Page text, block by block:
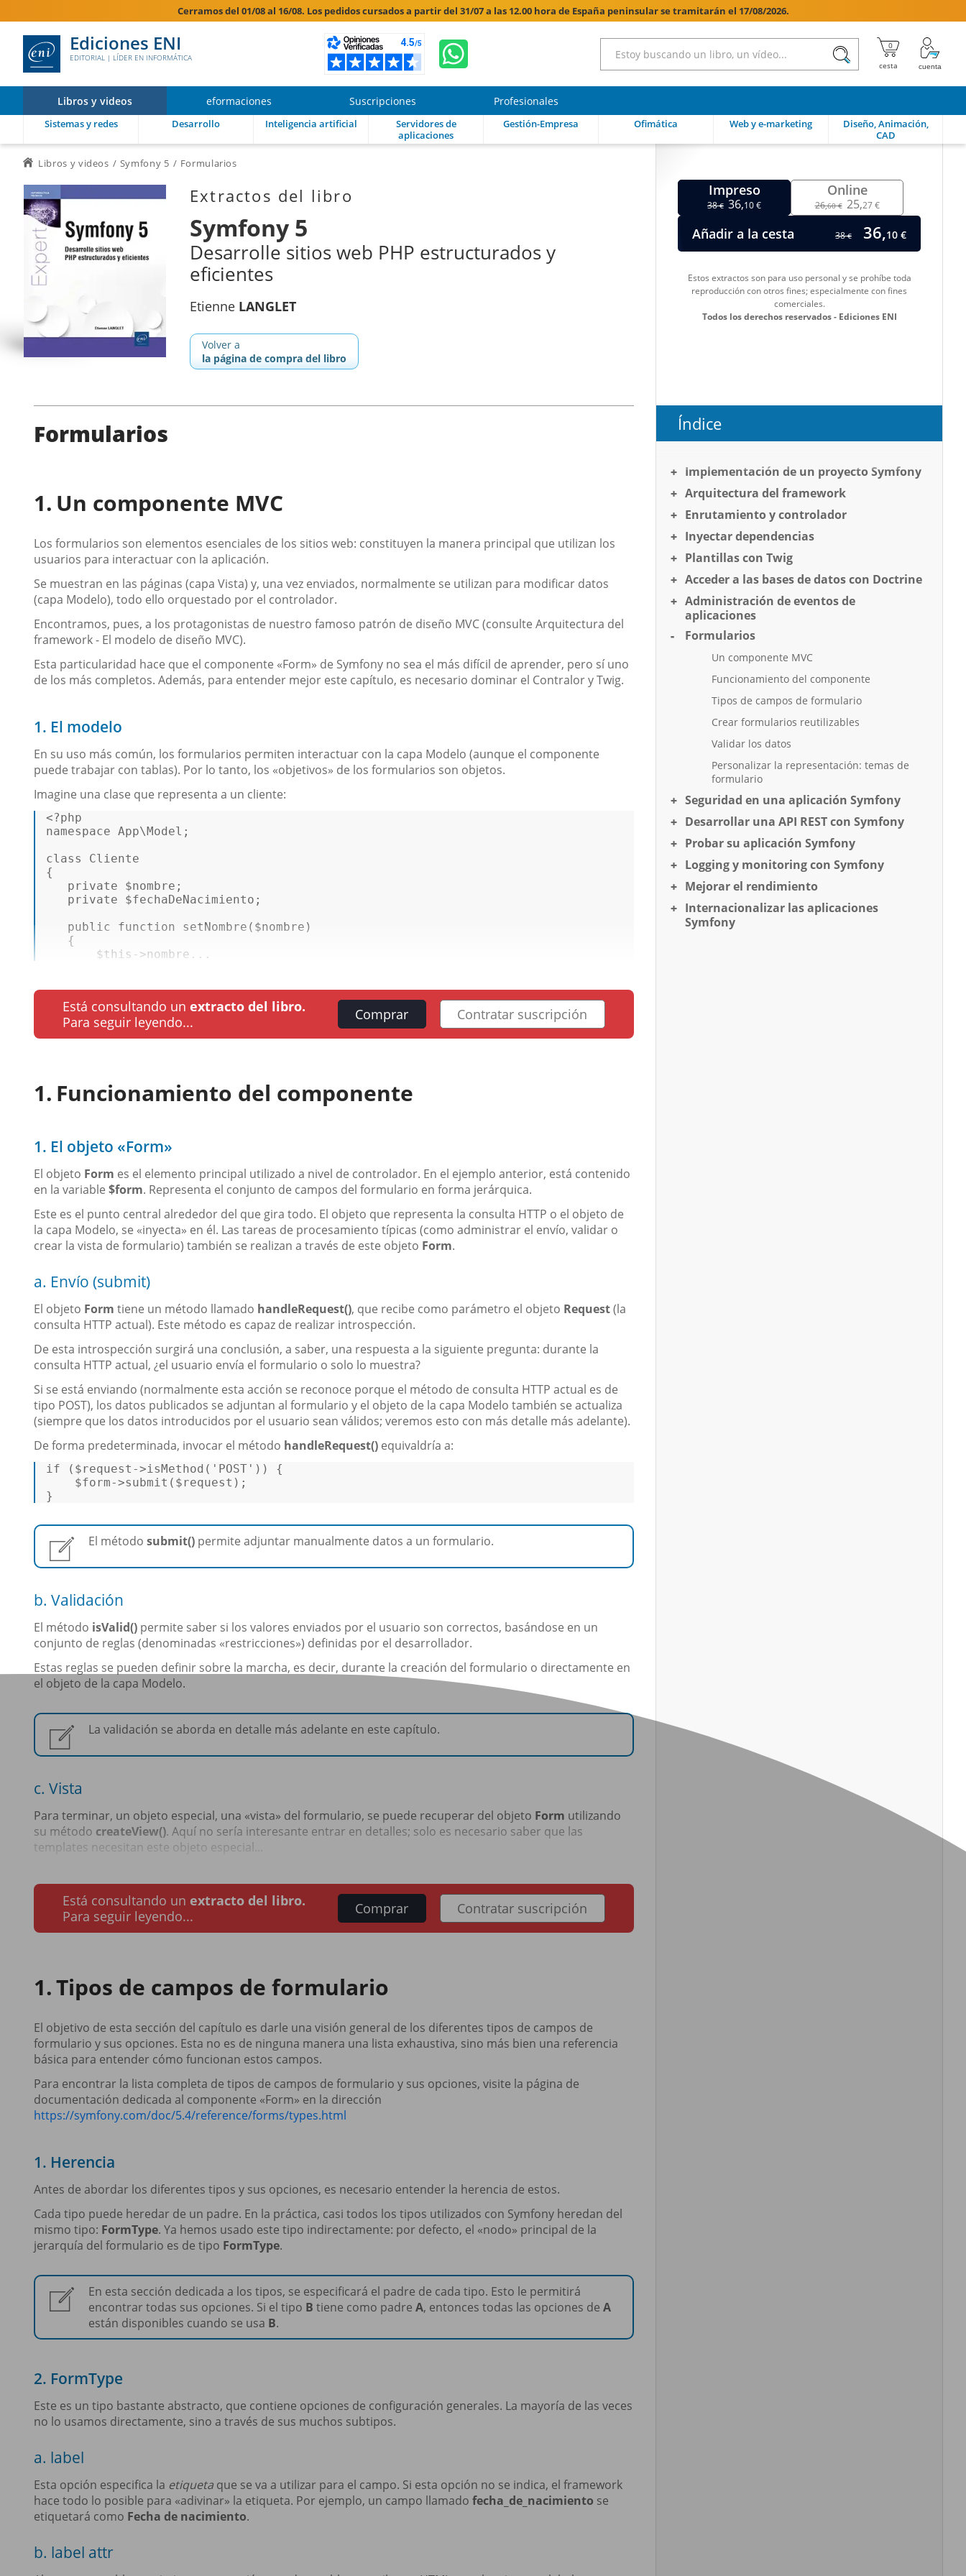
Cerramos del 01/08 al 16/08. Los pedidos cursados a partir del 31/07 a las 12.00 hora de España peninsular se tramitarán el 17/08/2026.
Ediciones ENI
EDITORIAL | LÍDER EN INFORMÁTICA 
Libros y videos eformaciones Suscripciones Profesionales
Sistemas y redes Desarrollo Inteligencia artificial
Servidores de
aplicaciones
Gestión-Empresa Ofimática Web y e-marketing
Diseño, Animación,
CAD
Libros y videos Symfony 5 Formularios
Extractos del libro
Symfony 5
Desarrolle sitios web PHP estructurados y
eficientes
Etienne LANGLET
Volver a
la página de compra del libro
Impreso
38€ 36,10 €
Online
26,60 € 25,27 €
Añadir a la cesta 38€ 36,10 €
Estos extractos son para uso personal y se prohíbe toda
reproducción con otros fines; especialmente con fines
comerciales.
Todos los derechos reservados - Ediciones ENI
Formularios
Un componente MVC
Los formularios son elementos esenciales de los sitios web: constituyen la manera principal que utilizan los
usuarios para interactuar con la aplicación.
Se muestran en las páginas (capa Vista) y, una vez enviados, normalmente se utilizan para modificar datos
(capa Modelo), todo ello orquestado por el controlador.
Encontramos, pues, a los protagonistas de nuestro famoso patrón de diseño MVC (consulte Arquitectura del
framework - El modelo de diseño MVC).
Esta particularidad hace que el componente «Form» de Symfony no sea el más difícil de aprender, pero sí uno
de los más completos. Además, para entender mejor este capítulo, es necesario dominar el Contralor y Twig.
1. El modelo
En su uso más común, los formularios permiten interactuar con la capa Modelo (aunque el componente
puede trabajar con tablas). Por lo tanto, los «objetivos» de los formularios son objetos.
Imagine una clase que representa a un cliente:
<?php
namespace App\Model ;
class
Cliente
{
private
$nombre ;
private
$fechaDeNacimiento ;
public
function setNombre ( $nombre )
{
$this ->nombre...
Está consultando un extracto del libro.
Para seguir leyendo...
Comprar Contratar suscripción
Funcionamiento del componente
1. El objeto «Form»
El objeto Form es el elemento principal utilizado a nivel de controlador. En el ejemplo anterior, está contenido
en la variable $form. Representa el conjunto de campos del formulario en forma jerárquica.
Este es el punto central alrededor del que gira todo. El objeto que representa la consulta HTTP o el objeto de
la capa Modelo, se «inyecta» en él. Las tareas de procesamiento típicas (como administrar el envío, validar o
crear la vista de formulario) también se realizan a través de este objeto Form.
a. Envío (submit)
El objeto Form tiene un método llamado handleRequest(), que recibe como parámetro el objeto Request(la
consulta HTTP actual). Este método es capaz de realizar introspección.
De esta introspección surgirá una conclusión, a saber, una respuesta a la siguiente pregunta: durante la
consulta HTTP actual, ¿el usuario envía el formulario o solo lo muestra?
Si se está enviando (normalmente esta acción se reconoce porque el método de consulta HTTP actual es de
tipo POST), los datos publicados se adjuntan al formulario y el objeto de la capa Modelo también se actualiza
(siempre que los datos introducidos por el usuario sean válidos; veremos esto con más detalle más adelante).
De forma predeterminada, invocar el método handleRequest() equivaldría a:
if ( $request ->isMethod( 'POST' )) {
$form->submit( $request );
}
El método submit() permite adjuntar manualmente datos a un formulario.
b. Validación
El método isValid() permite saber si los valores enviados por el usuario son correctos, basándose en un
conjunto de reglas (denominadas «restricciones») definidas por el desarrollador.
Estas reglas se pueden definir sobre la marcha, es decir, durante la creación del formulario o directamente en
el objeto de la capa Modelo.
La validación se aborda en detalle más adelante en este capítulo.
c. Vista
Para terminar, un objeto especial, una «vista» del formulario, se puede recuperar del objeto Form utilizando
su método createView(). Aquí no sería interesante entrar en detalles; solo es necesario saber que las
templates necesitan este objeto especial...
Está consultando un extracto del libro.
Para seguir leyendo...
Comprar Contratar suscripción
Tipos de campos de formulario
El objetivo de esta sección del capítulo es darle una visión general de los diferentes tipos de campos de
formulario y sus opciones. Esta no es de ninguna manera una lista exhaustiva, sino más bien una referencia
básica para entender cómo funcionan estos campos.
Para encontrar la lista completa de tipos de campos de formulario y sus opciones, visite la página de
documentación dedicada al componente «Form» en la dirección
https://symfony.com/doc/5.4/reference/forms/types.html
1. Herencia
Antes de abordar los diferentes tipos y sus opciones, es necesario entender la herencia de estos.
Cada tipo puede heredar de un padre. En la práctica, casi todos los tipos utilizados con Symfony heredan del
mismo tipo: FormType. Ya hemos usado este tipo indirectamente: por defecto, el «nodo» principal de la
jerarquía del formulario es de tipo FormType.
En esta sección dedicada a los tipos, se especificará el padre de cada tipo. Esto le permitirá
encontrar todas sus opciones. Si el tipo B tiene como padre A, entonces todas las opciones de A
están disponibles cuando se usa B.
2. FormType
Este es un tipo bastante abstracto, que contiene opciones de configuración generales. La mayoría de las veces
no lo usamos directamente, sino a través de sus muchos subtipos.
a. label
Esta opción especifica la etiqueta que se va a utilizar para el campo. Si esta opción no se indica, el framework
hace todo lo posible para «adivinar» la etiqueta. Por ejemplo, un campo llamado fecha_de_nacimiento se
etiquetará como Fecha de nacimiento.
b. label attr
Índice
Implementación de un proyecto Symfony
Arquitectura del framework
Enrutamiento y controlador
Inyectar dependencias
Plantillas con Twig
Acceder a las bases de datos con Doctrine
Administración de eventos de
aplicaciones
Formularios
Un componente MVC
Funcionamiento del componente
Tipos de campos de formulario
Crear formularios reutilizables
Validar los datos
Personalizar la representación: temas de
formulario
Seguridad en una aplicación Symfony
Desarrollar una API REST con Symfony
Probar su aplicación Symfony
Logging y monitoring con Symfony
Mejorar el rendimiento
Internacionalizar las aplicaciones
Symfony